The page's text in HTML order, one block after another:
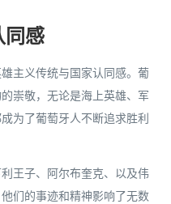
同感
主义传统与国家认同感。葡
崇敬，无论是海上英雄、军
为了葡萄牙人不断追求胜利
王子、阿尔布奎克、以及伟
们的事迹和精神影响了无数